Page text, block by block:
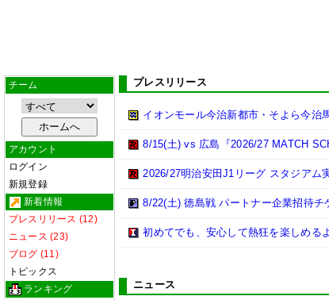
チーム
アカウント
ログイン
新規登録
新着情報
プレスリリース (12)
ニュース (23)
ブログ (11)
トピックス
ランキング
プレスリリース
イオンモール今治新都市・そよら今治
8/15(土) vs 広島『2026/27 MATCH
2026/27明治安田J1リーグ スタジアム
8/22(土) 徳島戦 パートナー企業招待チ
初めてでも、安心して熱狂を楽しめる
ニュース